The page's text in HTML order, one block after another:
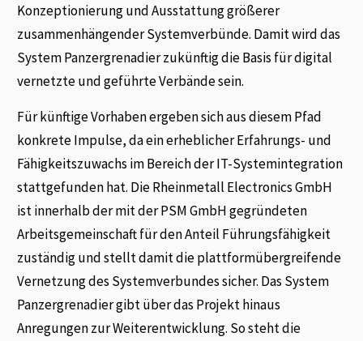
Konzeptionierung und Ausstattung größerer
zusammenhängender Systemverbünde. Damit wird das
System Panzergrenadier zukünftig die Basis für digital
vernetzte und geführte Verbände sein.
Für künftige Vorhaben ergeben sich aus diesem Pfad
konkrete Impulse, da ein erheblicher Erfahrungs- und
Fähigkeitszuwachs im Bereich der IT-Systemintegration
stattgefunden hat. Die Rheinmetall Electronics GmbH
ist innerhalb der mit der PSM GmbH gegründeten
Arbeitsgemeinschaft für den Anteil Führungsfähigkeit
zuständig und stellt damit die plattformübergreifende
Vernetzung des Systemverbundes sicher. Das System
Panzergrenadier gibt über das Projekt hinaus
Anregungen zur Weiterentwicklung. So steht die